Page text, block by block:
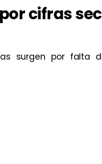
cifras
surgen por falta